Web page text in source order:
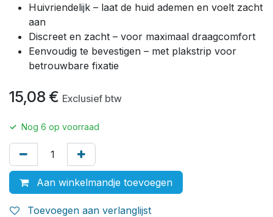
Huivriendelijk – laat de huid ademen en voelt zacht
aan
Discreet en zacht – voor maximaal draagcomfort
Eenvoudig te bevestigen – met plakstrip voor
betrouwbare fixatie
15,08 € Exclusief btw
✓ Nog 6 op voorraad
Aan winkelmandje toevoegen
Toevoegen aan verlanglijst